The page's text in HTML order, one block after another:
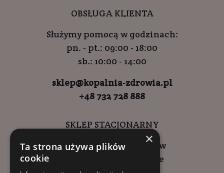
OBSŁUGA KLIENTA
Służymy pomocą w godzinach:
pn. - pt.: 09:00 - 18:00
sb.: 10:00 - 14:00
sklep@kopalnia-zdrowia.pl
+48 732 728 888
SKLEP STACJONARNY
ul. Wadowicka 6, Kraków
Kompleks Buma Square
×
Ta strona używa plików
cookie